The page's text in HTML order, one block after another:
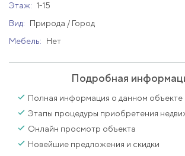
Этаж: 1-15
Вид:
Природа / Город
Мебель:
Нет
Подробная
Полная информация о данном объекте
Этапы процедуры приобретения
Онлайн просмотр объекта
Новейшие предложения и скидки